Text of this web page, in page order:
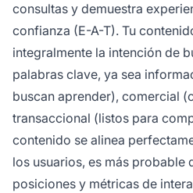
consultas y demuestra
confianza (E-A-T). Tu
integralmente la intención de
palabras clave, ya sea
buscan aprender), comercial
transaccional (listos para
contenido se alinea
los usuarios, es más probable
posiciones y métricas de